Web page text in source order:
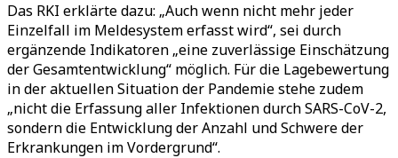
Das RKI erklärte dazu: „Auch wenn nicht mehr jeder
Einzelfall im Meldesystem erfasst wird“, sei durch
ergänzende Indikatoren „eine zuverlässige Einschätzung
der Gesamtentwicklung“ möglich. Für die Lagebewertung
in der aktuellen Situation der Pandemie stehe zudem
„nicht die Erfassung aller Infektionen durch SARS-CoV-2,
sondern die Entwicklung der Anzahl und Schwere der
Erkrankungen im Vordergrund“.